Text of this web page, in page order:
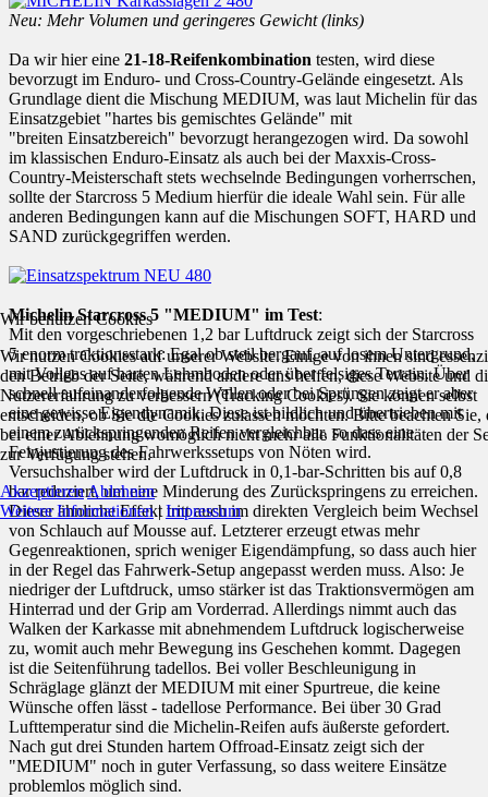
Neu: Mehr Volumen und geringeres Gewicht (links)
Da wir hier eine 21-18-Reifenkombination testen, wird diese
bevorzugt im Enduro- und Cross-Country-Gelände eingesetzt. Als
Grundlage dient die Mischung MEDIUM, was laut Michelin für das
Einsatzgebiet "hartes bis gemischtes Gelände" mit
"breiten Einsatzbereich" bevorzugt herangezogen wird. Da sowohl
im klassischen Enduro-Einsatz als auch bei der Maxxis-Cross-
Country-Meisterschaft stets wechselnde Bedingungen vorherrschen,
sollte der Starcross 5 Medium hierfür die ideale Wahl sein. Für alle
anderen Bedingungen kann auf die Mischungen SOFT, HARD und
SAND zurückgegriffen werden.
Michelin Starcross 5 "MEDIUM" im Test:
Mit den vorgeschriebenen 1,2 bar Luftdruck zeigt sich der Starcross
5 enorm traktionsstark: Egal ob steil bergauf, auf losem Untergrund,
mit Vollgas auf harten Lehmboden oder über felsiges Terrain. Über
schnell aufeinanderfolgende Wellen oder bei Sprüngen zeigt er aber
eine gewisse Eigendynamik. Diese ist bildlich und übertrieben mit
einem zurückspringenden Reifen vergleichbar, so dass eine
Feinjustierung des Fahrwerkssetups von Nöten wird.
Versuchshalber wird der Luftdruck in 0,1-bar-Schritten bis auf 0,8
bar reduziert, um eine Minderung des Zurückspringens zu erreichen.
Dieser ähnliche Effekt tritt auch im direkten Vergleich beim Wechsel
von Schlauch auf Mousse auf. Letzterer erzeugt etwas mehr
Gegenreaktionen, sprich weniger Eigendämpfung, so dass auch hier
in der Regel das Fahrwerk-Setup angepasst werden muss. Also: Je
niedriger der Luftdruck, umso stärker ist das Traktionsvermögen am
Hinterrad und der Grip am Vorderrad. Allerdings nimmt auch das
Walken der Karkasse mit abnehmendem Luftdruck logischerweise
zu, womit auch mehr Bewegung ins Geschehen kommt. Dagegen
ist die Seitenführung tadellos. Bei voller Beschleunigung in
Schräglage glänzt der MEDIUM mit einer Spurtreue, die keine
Wünsche offen lässt - tadellose Performance. Bei über 30 Grad
Lufttemperatur sind die Michelin-Reifen aufs äußerste gefordert.
Nach gut drei Stunden hartem Offroad-Einsatz zeigt sich der
"MEDIUM" noch in guter Verfassung, so dass weitere Einsätze
problemlos möglich sind.
Wir benutzen Cookies
Wir nutzen Cookies auf unserer Website. Einige von ihnen sind
den Betrieb der Seite, während andere uns helfen, diese Website und
Nutzererfahrung zu verbessern (Tracking Cookies). Sie können selbst
entscheiden, ob Sie die Cookies zulassen möchten. Bitte beachten Sie,
bei einer Ablehnung womöglich nicht mehr alle Funktionalitäten der
zur Verfügung stehen.
AkzeptierenAblehnen
Weitere Informationen|Impressum